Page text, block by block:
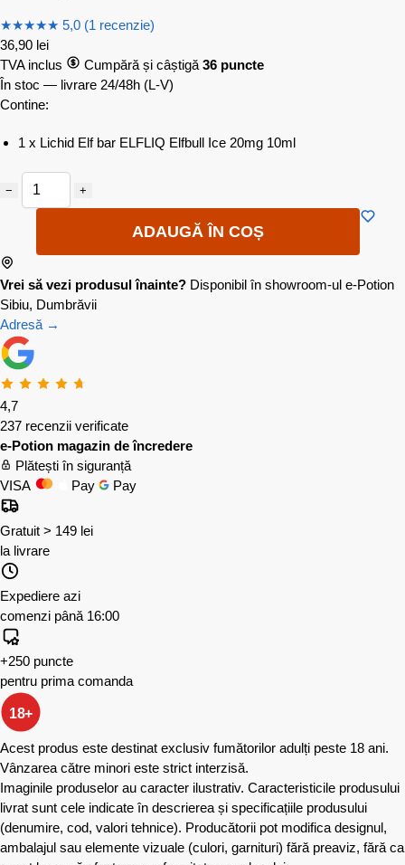
★★★★★ 5,0 (1 recenzie)
36,90 lei
TVA inclus
Cumpără și câștigă 36 puncte
În stoc — livrare 24/48h (L-V)
Contine:
1 x Lichid Elf bar ELFLIQ Elfbull Ice 20mg 10ml
− +
ADAUGĂ ÎN COȘ
Vrei să vezi produsul înainte? Disponibil în showroom-ul e-Potion
Sibiu, Dumbrăvii
Adresă →
4,7
237 recenzii verificate
e-Potion magazin de încredere
Plătești în siguranță
VISA
Pay Pay
Gratuit > 149 lei
la livrare
Expediere azi
comenzi până 16:00
+250 puncte
pentru prima comanda
18+
Acest produs este destinat exclusiv fumătorilor adulți peste 18 ani.
Vânzarea către minori este strict interzisă.
Imaginile produselor au caracter ilustrativ. Caracteristicile produsului
livrat sunt cele indicate în descrierea și specificațiile produsului
(denumire, cod, valori tehnice). Producătorii pot modifica designul,
ambalajul sau elemente vizuale (culori, garnituri) fără preaviz, fără ca